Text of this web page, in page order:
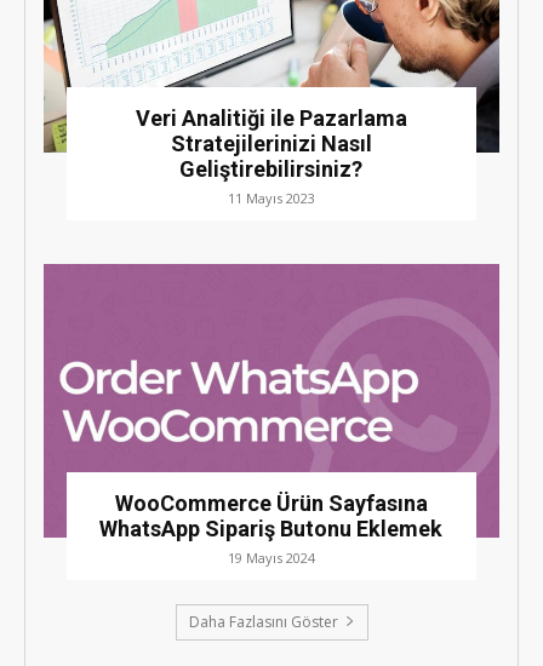
Veri Analitiği ile Pazarlama
Stratejilerinizi Nasıl
Geliştirebilirsiniz?
11 Mayıs 2023
WooCommerce Ürün Sayfasına
WhatsApp Sipariş Butonu Eklemek
19 Mayıs 2024
Daha Fazlasını Göster